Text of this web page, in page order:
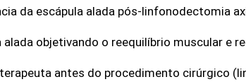
da escápula alada pós-linfonodectomia
objetivando o reequilíbrio muscular e
antes do procedimento cirúrgico